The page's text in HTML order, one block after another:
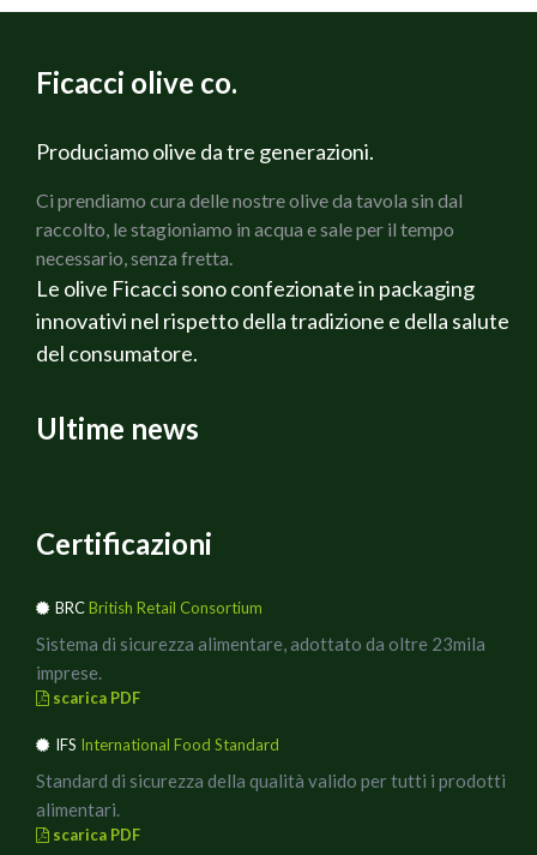
Ficacci olive co.
Produciamo olive da tre generazioni.
Ci prendiamo cura delle nostre olive da tavola sin dal
raccolto, le stagioniamo in acqua e sale per il tempo
necessario, senza fretta.
Le olive Ficacci sono confezionate in packaging
innovativi nel rispetto della tradizione e della salute
del consumatore.
Ultime news
Certificazioni
BRCBritish Retail Consortium
Sistema di sicurezza alimentare, adottato da oltre 23mila
imprese.
scarica PDF
IFS International Food Standard
Standard di sicurezza della qualità valido per tutti i prodotti
alimentari.
scarica PDF